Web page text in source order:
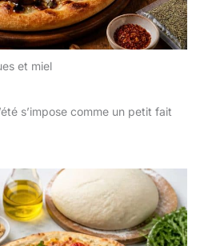
et miel
s’impose comme un petit fait